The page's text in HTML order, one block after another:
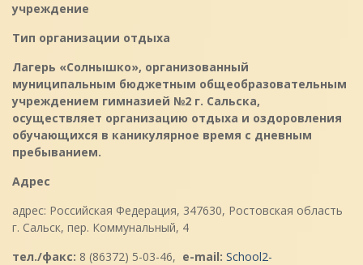
учреждение
Тип организации отдыха
Лагерь «Солнышко», организованный
муниципальным бюджетным общеобразовательным
учреждением гимназией №2 г. Сальска,
осуществляет организацию отдыха и оздоровления
обучающихся в каникулярное время с дневным
пребыванием.
Адрес
адрес: Российская Федерация, 347630, Ростовская область
г. Сальск, пер. Коммунальный, 4
тел./факс: 8 (86372) 5-03-46, e-mail: School2-